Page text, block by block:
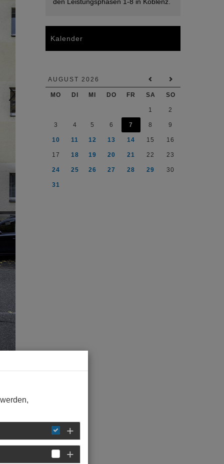
Kalender
AUGUST 2026
MO DI MI DO FR SA SO
1 2
3 4 5 6 7 8 9
10 11 12 13 14 15 16
17 18 19 20 21 22 23
24 25 26 27 28 29 30
31